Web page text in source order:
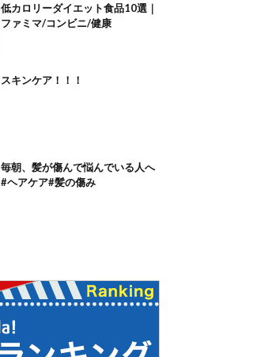
低カロリーダイエット食品10選｜
ファミマ/コンビニ/健康
スキンケア！！！
毎朝、髪が傷んで悩んでいる人へ
#ヘアケア#髪の傷み